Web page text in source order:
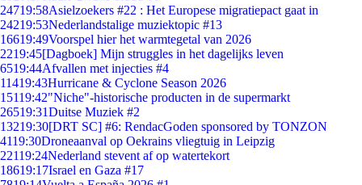
24719:58Asielzoekers #22 : Het Europese migratiepact gaat in
24219:53Nederlandstalige muziektopic #13
16619:49Voorspel hier het warmtegetal van 2026
2219:45[Dagboek] Mijn struggles in het dagelijks leven
6519:44Afvallen met injecties #4
11419:43Hurricane & Cyclone Season 2026
15119:42"Niche"-historische producten in de supermarkt
26519:31Duitse Muziek #2
13219:30[DRT SC] #6: RendacGoden sponsored by TONZON
4119:30Droneaanval op Oekrains vliegtuig in Leipzig
22119:24Nederland stevent af op watertekort
18619:17Israel en Gaza #17